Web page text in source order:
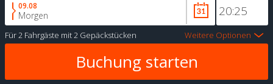
09.08
Morgen
Für2 Fahrgäste mit2 Gepäckstücken Weitere Optionen